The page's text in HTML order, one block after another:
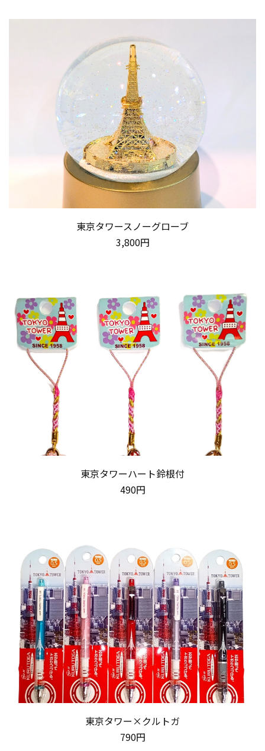
東京タワースノーグローブ
3,800円
東京タワーハート鈴根付
490円
東京タワー×クルトガ
790円